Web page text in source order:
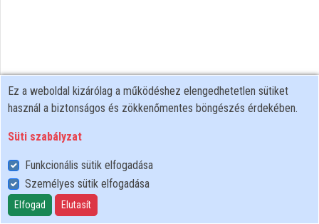
Felhasználói szabályzat
Adatkezelési tájékoztató
Süti szabályzat
Ez a weboldal kizárólag a működéshez elengedhetetlen sütiket
használ a biztonságos és zökkenőmentes böngészés érdekében.
Süti szabályzat
Funkcionális sütik elfogadása
Személyes sütik elfogadása
Elfogad Elutasít